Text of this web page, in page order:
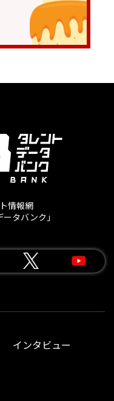
情報網
タバンク」
インタビュー